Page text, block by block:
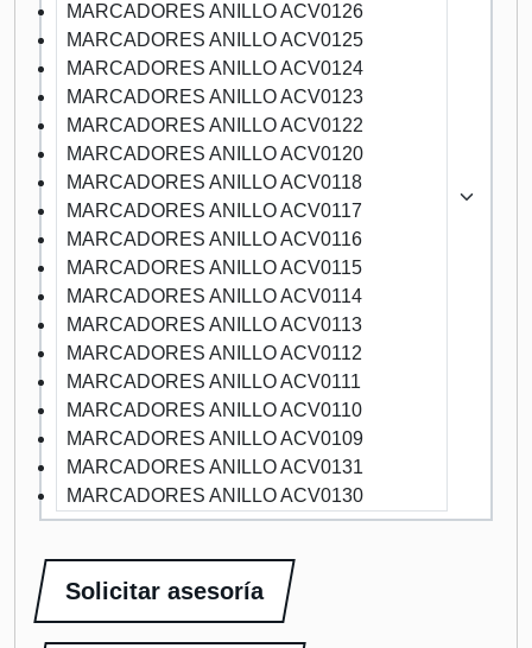
MARCADORES ANILLO ACV0126
MARCADORES ANILLO ACV0125
MARCADORES ANILLO ACV0124
MARCADORES ANILLO ACV0123
MARCADORES ANILLO ACV0122
MARCADORES ANILLO ACV0120
MARCADORES ANILLO ACV0118
MARCADORES ANILLO ACV0117
MARCADORES ANILLO ACV0116
MARCADORES ANILLO ACV0115
MARCADORES ANILLO ACV0114
MARCADORES ANILLO ACV0113
MARCADORES ANILLO ACV0112
MARCADORES ANILLO ACV0111
MARCADORES ANILLO ACV0110
MARCADORES ANILLO ACV0109
MARCADORES ANILLO ACV0131
MARCADORES ANILLO ACV0130
Solicitar asesoría